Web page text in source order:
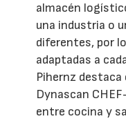
almacén
una industria o
diferentes, por
adaptadas a
Pihernz
Dynascan
entre cocina y